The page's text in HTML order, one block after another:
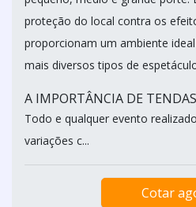
proteção do local contra os
proporcionam um ambiente
mais diversos tipos de
A IMPORTÂNCIA DE
Todo e qualquer evento
variações c...
Cotar